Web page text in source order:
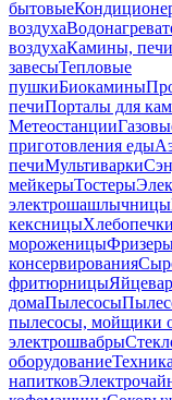
бытовые
воздуха
воздухаКамины,
завесыТепловые
пушкиБиокамины
печиПорталы для
Метеостанции
приготовления еды
печиМультиварки
мейкерыТостеры
электрошашлычницы
кексницыХлебопечки
мороженицы
консервирования
фритюрницы
домаПылесосы
пылесосы, мойщики
электрошвабры
оборудование
напитков